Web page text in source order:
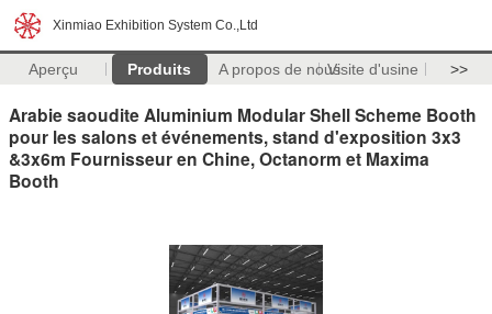
Xinmiao Exhibition System Co.,Ltd
Aperçu Produits A propos de nousVisite d'usine >>
Arabie saoudite Aluminium Modular Shell Scheme Booth
pour les salons et événements, stand d'exposition 3x3
&3x6m Fournisseur en Chine, Octanorm et Maxima
Booth